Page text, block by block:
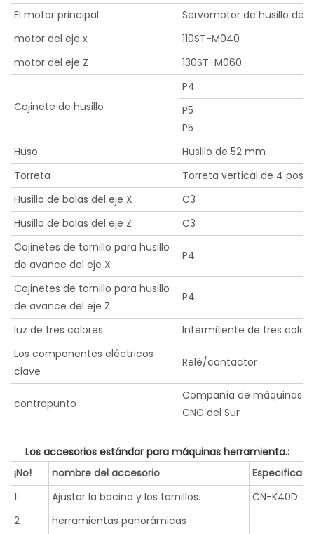
El motor principal
Servomotor de husillo de
motor del eje x
110ST-M040
motor del eje Z
130ST-M060
Cojinete de husillo
P4
P5
P5
Huso
Husillo de 52 mm
Torreta
Torreta vertical de 4
Husillo de bolas del eje X
C3
Husillo de bolas del eje Z
C3
Cojinetes de tornillo para husillo
de avance del eje X
P4
Cojinetes de tornillo para husillo
de avance del eje Z
P4
luz de tres colores
Intermitente de tres
Los componentes eléctricos
clave
Relé/contactor
contrapunto
Compañía de máquinas
CNC del Sur
Los accesorios estándar para máquinas herramienta.:
¡No!
nombre del accesorio
1
Ajustar la bocina y los tornillos.
CN-K40D
2
herramientas panorámicas